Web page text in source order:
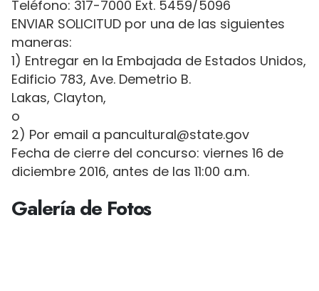
Teléfono: 317-7000 Ext. 5459/5096
ENVIAR SOLICITUD por una de las siguientes
maneras:
1) Entregar en la Embajada de Estados Unidos,
Edificio 783, Ave. Demetrio B.
Lakas, Clayton,
o
2) Por email a pancultural@state.gov
Fecha de cierre del concurso: viernes 16 de
diciembre 2016, antes de las 11:00 a.m.
Galería de Fotos